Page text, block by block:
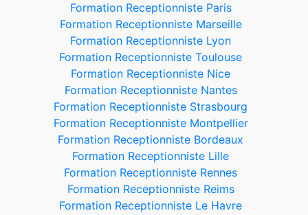
Formation Receptionniste Paris
Formation Receptionniste Marseille
Formation Receptionniste Lyon
Formation Receptionniste Toulouse
Formation Receptionniste Nice
Formation Receptionniste Nantes
Formation Receptionniste Strasbourg
Formation Receptionniste Montpellier
Formation Receptionniste Bordeaux
Formation Receptionniste Lille
Formation Receptionniste Rennes
Formation Receptionniste Reims
Formation Receptionniste Le Havre